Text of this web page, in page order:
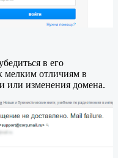
в его
мелким отличиям в
или изменения домена.